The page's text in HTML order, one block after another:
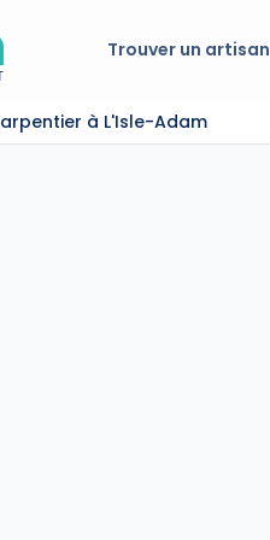
Trouver un artisan
à L'Isle-Adam